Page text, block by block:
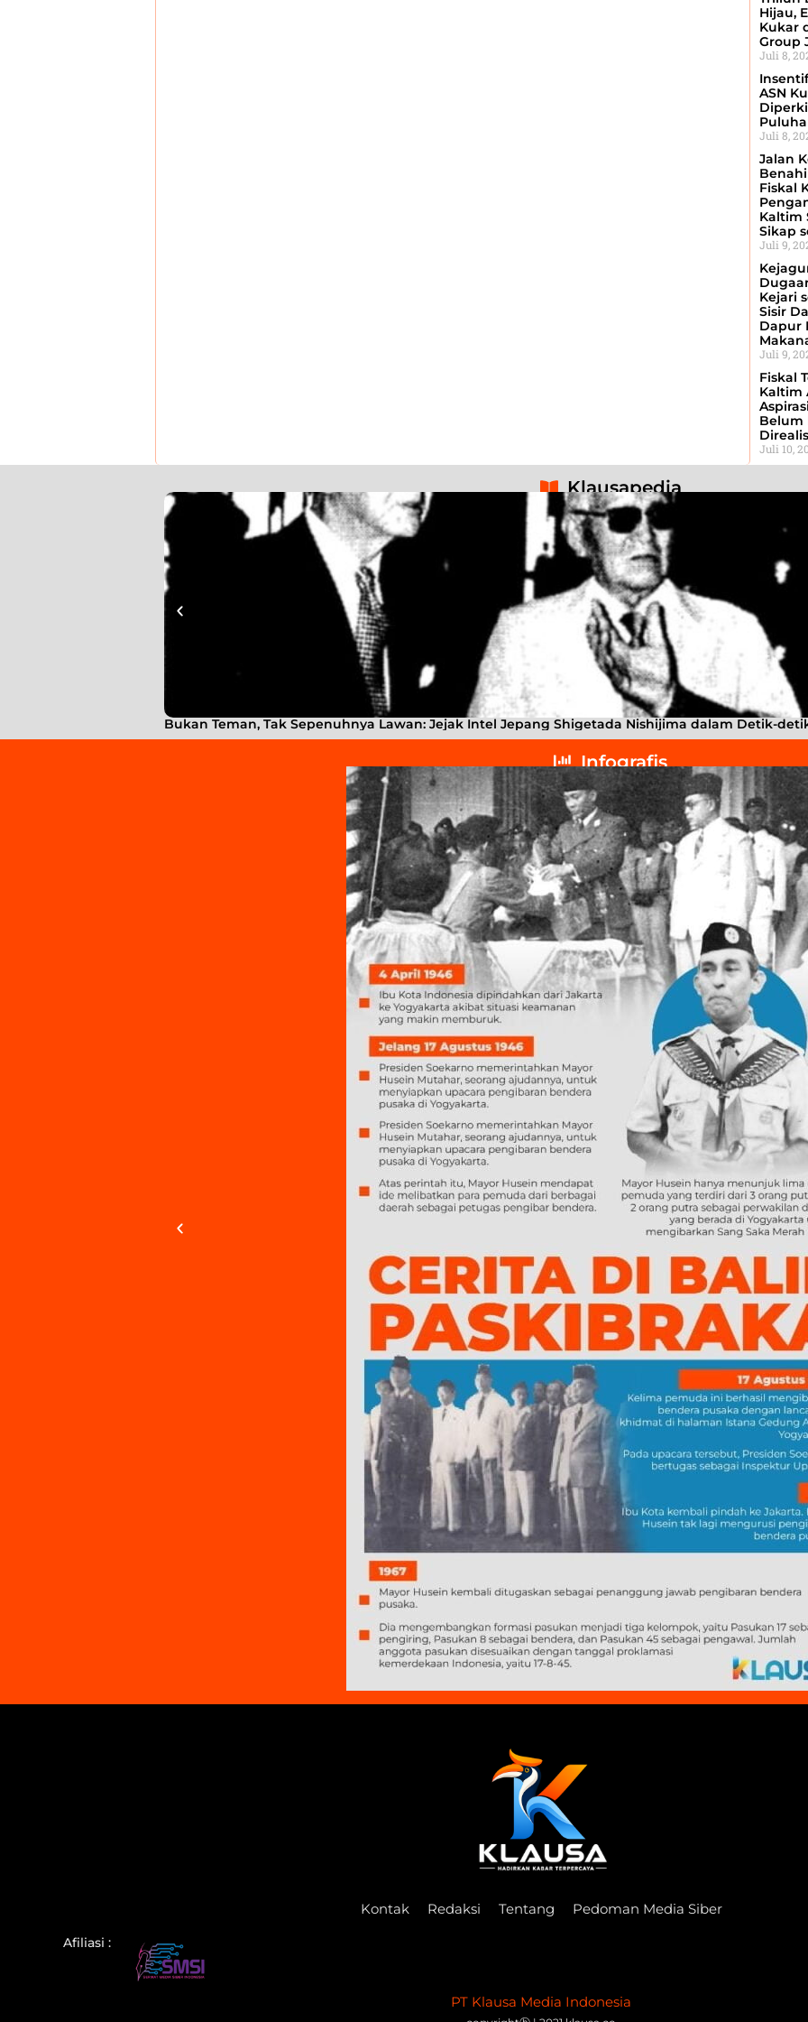
Hijau,
Kukar
Group
Juli 8,
ASN
Juli 8,
Jalan
Fiskal
Kaltim
Sikap
Juli 9,
Kejari
Sisir
Dapur
Juli 9,
Fiskal
Kaltim
Belum
Juli 10,
Klausapedia
Bukan Teman, Tak Sepenuhnya Lawan: Jejak Intel Jepang Shigetada Nishijima dalam Detik-
Infografis
Kontak Redaksi Tentang Pedoman Media Siber
Afiliasi :
PT Klausa Media Indonesia